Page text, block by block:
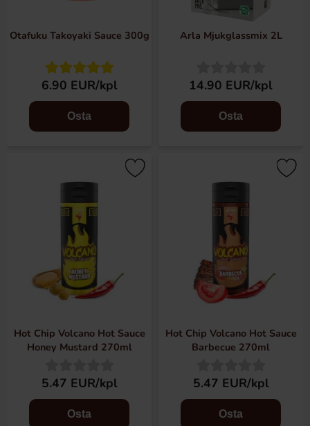
Otafuku Takoyaki Sauce 300g
6.90 EUR/kpl
Osta
Arla Mjukglassmix 2L
14.90 EUR/kpl
Osta
Hot Chip Volcano Hot Sauce
Honey Mustard 270ml
5.47 EUR/kpl
Osta
Hot Chip Volcano Hot Sauce
Barbecue 270ml
5.47 EUR/kpl
Osta